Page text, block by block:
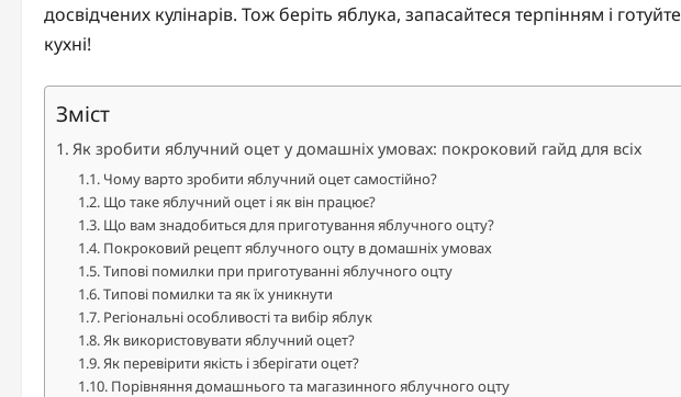
досвідчених кулінарів. Тож беріть яблука, запасайтеся терпінням і
кухні!
Зміст
Як зробити яблучний оцет у домашніх умовах: покроковий гайд для всіх
Чому варто зробити яблучний оцет самостійно?
Що таке яблучний оцет і як він працює?
Що вам знадобиться для приготування яблучного оцту?
Покроковий рецепт яблучного оцту в домашніх умовах
Типові помилки при приготуванні яблучного оцту
Типові помилки та як їх уникнути
Регіональні особливості та вибір яблук
Як використовувати яблучний оцет?
Як перевірити якість і зберігати оцет?
Порівняння домашнього та магазинного яблучного оцту